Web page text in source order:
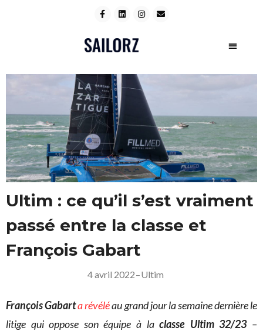
Ultim : ce qu’il s’est vraiment
passé entre la classe et
François Gabart
4 avril 2022–Ultim
François Gabarta révéléau grand jour la semaine dernière le
litige qui oppose son équipe à laclasse Ultim 32/23–